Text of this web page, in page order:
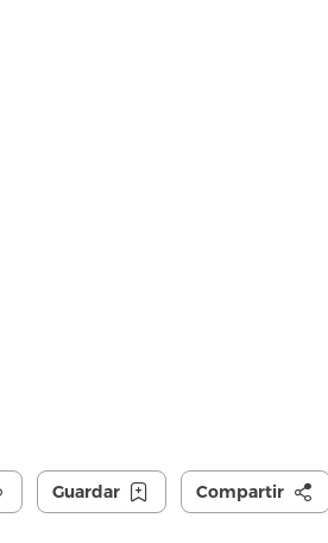
Guardar Compartir